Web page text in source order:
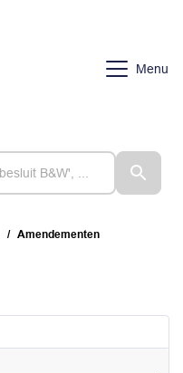
Menu
Amendementen